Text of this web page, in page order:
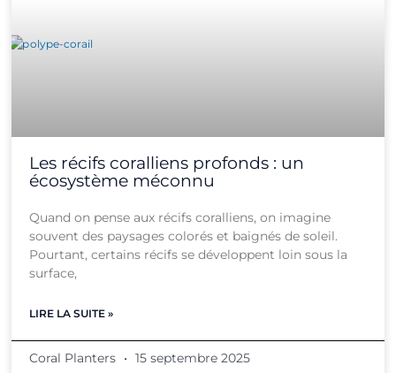
Les récifs coralliens profonds : un
écosystème méconnu
Quand on pense aux récifs coralliens, on imagine
souvent des paysages colorés et baignés de soleil.
Pourtant, certains récifs se développent loin sous la
surface,
LIRE LA SUITE »
Coral Planters 15 septembre 2025